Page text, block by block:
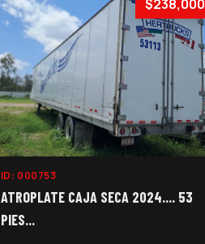
$238,000
ID: 000753
ATROPLATE CAJA SECA 2024.... 53
PIES...